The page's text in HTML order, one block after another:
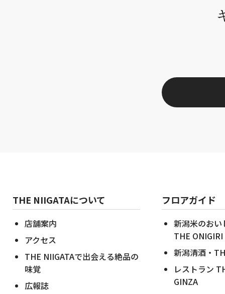
THE NIIGATAについて
店舗案内
アクセス
THE NIIGATAで出会える絶品の
味覚
広報誌
フロアガイド
新潟米のおい
THE ONIGIRI
新潟清酒・
レストラン
GINZA